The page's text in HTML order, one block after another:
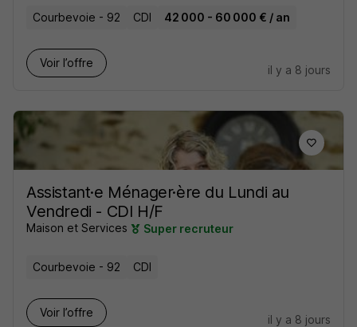
Courbevoie - 92 CDI 42 000 - 60 000 € / an
Voir l’offre
il y a 8 jours
Assistant·e Ménager·ère du Lundi au
Vendredi - CDI H/F
Maison et Services Super recruteur
Courbevoie - 92 CDI
Voir l’offre
il y a 8 jours